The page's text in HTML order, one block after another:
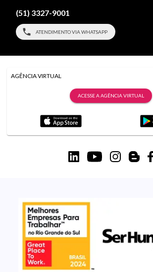
(51) 3327-9001
ATENDIMENTO VIA WHATSAPP
AGÊNCIA VIRTUAL
ACESSE A AGÊNCIA VIRTUAL